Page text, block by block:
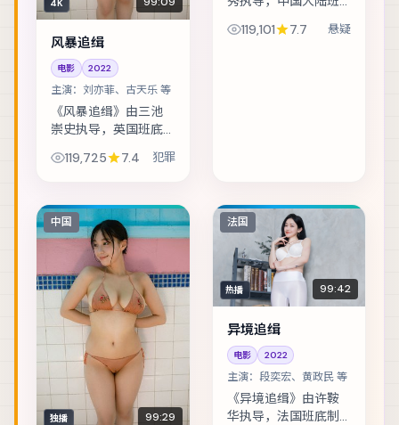
4K
风暴追缉
电影 2022
主演： 刘亦菲、古天乐 等
《风暴追缉》由三池
崇史执导，英国班底
罪。一场看似普通的
演包括刘亦菲、古天
乐、朱一龙 等，表...
119,725 7.4 犯罪
悬疑。退役特工重返
119,101 7.7 悬疑
中国
独播 99:29
法国
热播 99:42
异境追缉
电影 2022
主演： 段奕宏、黄政民 等
《异境追缉》由许鞍
华执导，法国班底制